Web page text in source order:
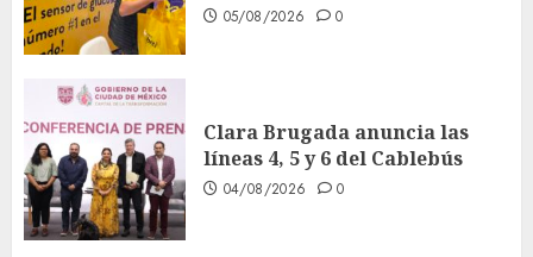
05/08/2026 0
Clara Brugada anuncia las
líneas 4, 5 y 6 del Cablebús
04/08/2026 0